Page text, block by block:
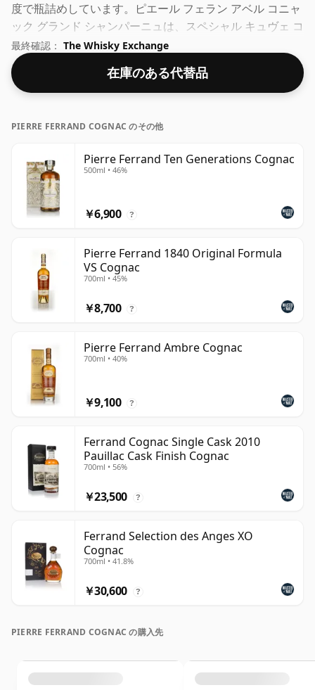
度で瓶詰めしています。ピエール フェラン アベル コニャ
ック グランド シャンパーニュは、スペシャル キュヴェ コ
ニャックのファンの間で非常に人気のあるリリースです。
最終確認： The Whisky Exchange
在庫のある代替品
PIERRE FERRAND COGNAC のその他
Pierre Ferrand Ten Generations Cognac
500ml • 46%
￥6,900 ?
Pierre Ferrand 1840 Original Formula
VS Cognac
700ml • 45%
￥8,700 ?
Pierre Ferrand Ambre Cognac
700ml • 40%
￥9,100 ?
Ferrand Cognac Single Cask 2010
Pauillac Cask Finish Cognac
700ml • 56%
￥23,500 ?
Ferrand Selection des Anges XO
Cognac
700ml • 41.8%
￥30,600 ?
PIERRE FERRAND COGNAC の購入先